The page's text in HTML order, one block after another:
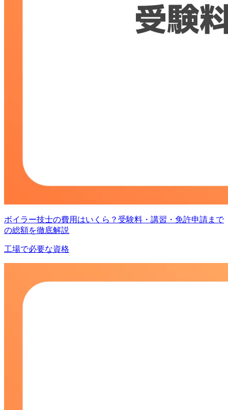
ボイラー技士の費用はいくら？受験料・講習・免許申請まで
の総額を徹底解説
工場で必要な資格